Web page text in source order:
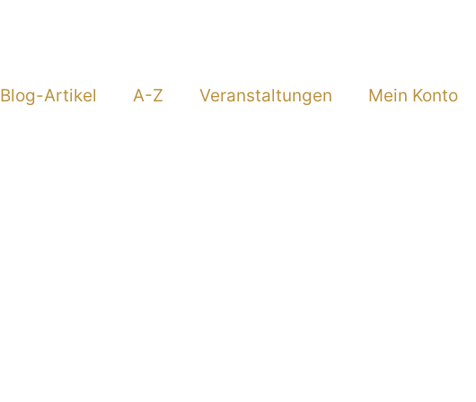
Blog-Artikel A-Z Veranstaltungen Mein Konto